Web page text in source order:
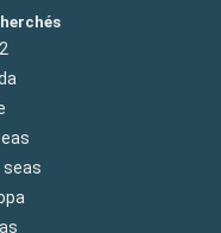
portugaise. Explorez
et sa musique
panoramique sur
Les plages à proximité
nautiques. Praia est
d'autres îles de
seas